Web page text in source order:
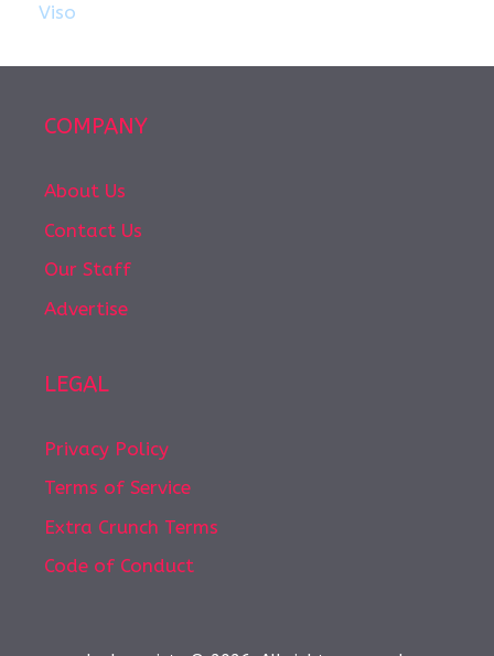
Viso
COMPANY
About Us
Contact Us
Our Staff
Advertise
LEGAL
Privacy Policy
Terms of Service
Extra Crunch Terms
Code of Conduct